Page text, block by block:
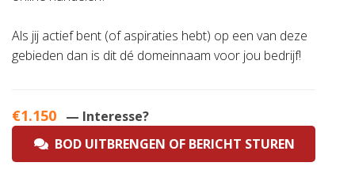
Als jij actief bent (of aspiraties hebt) op een van deze
gebieden dan is dit dé domeinnaam voor jou bedrijf!
€1.150 — Interesse?
BOD UITBRENGEN OF BERICHT STUREN